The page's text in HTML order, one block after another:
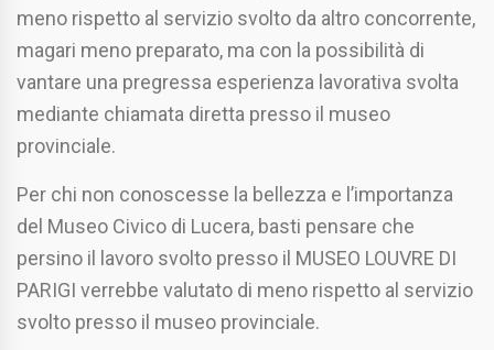
meno rispetto al servizio svolto da altro concorrente,
magari meno preparato, ma con la possibilità di
vantare una pregressa esperienza lavorativa svolta
mediante chiamata diretta presso il museo
provinciale.
Per chi non conoscesse la bellezza e l’importanza
del Museo Civico di Lucera, basti pensare che
persino il lavoro svolto presso il MUSEO LOUVRE DI
PARIGI verrebbe valutato di meno rispetto al servizio
svolto presso il museo provinciale.